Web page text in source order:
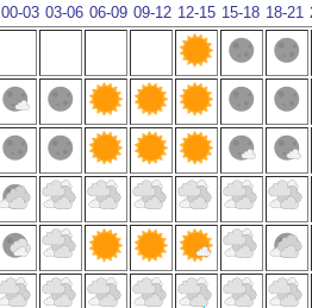
00-03 03-06 06-09 09-12 12-15 15-18 18-21